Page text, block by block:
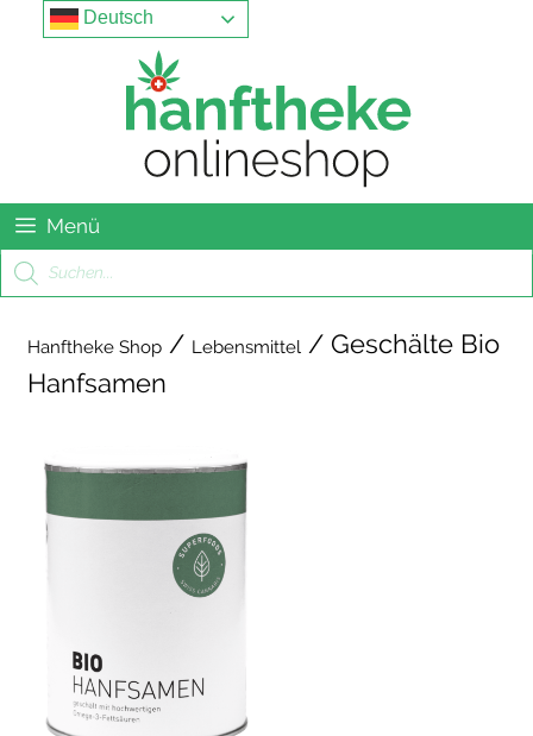
Springe
Menu
Menü
Products
search
Hanftheke Shop / Lebensmittel / Geschälte Bio
Hanfsamen
Deutsch